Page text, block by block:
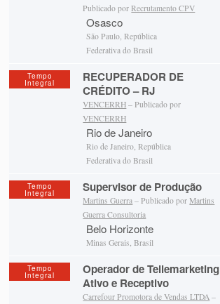
Publicado porRecrutamento CPV
Osasco
São Paulo, República
Federativa do Brasil
Tempo
Integral
RECUPERADOR DE
CRÉDITO – RJ
VENCERRH – Publicado por
VENCERRH
Rio de Janeiro
Rio de Janeiro, República
Federativa do Brasil
Tempo
Integral Supervisor de Produção
Martins Guerra – Publicado porMartins
Guerra Consultoria
Belo Horizonte
Minas Gerais, Brasil
Tempo
Integral
Operador de Tellemarketing
Ativo e Receptivo
Carrefour Promotora de Vendas LTDA –